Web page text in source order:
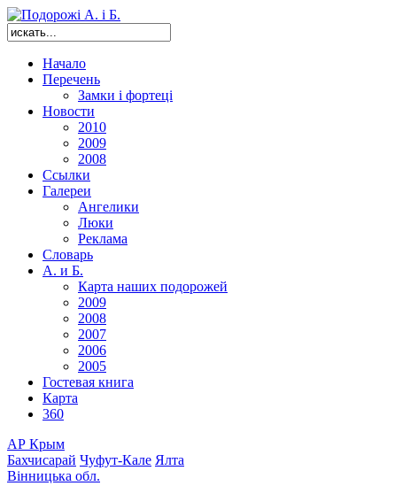
Начало
Перечень
Замки і фортеці
Новости
2010
2009
2008
Ссылки
Галереи
Ангелики
Люки
Реклама
Словарь
А. и Б.
Карта наших подорожей
2009
2008
2007
2006
2005
Гостевая книга
Карта
360
АР Крым
Бахчисарай Чуфут-Кале Ялта
Вінницька обл.